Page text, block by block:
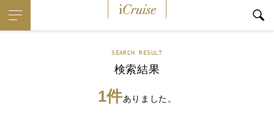
SEARCH RESULT
検索結果
1件ありました。